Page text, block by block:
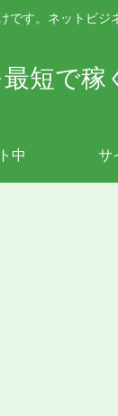
です。ネットビ
短で
中 サ